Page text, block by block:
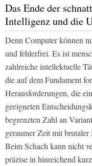
Das Ende der
Intelligenz und die
Denn Computer können
und fehlerfrei. Es ist
zahlreiche intellektuelle
die auf dem Fundament
Herausforderungen, die
geeigneten
begrenzten Zahl an
geraumer Zeit mit brutaler
Beim Schach kann nicht
präzise in hinreichend